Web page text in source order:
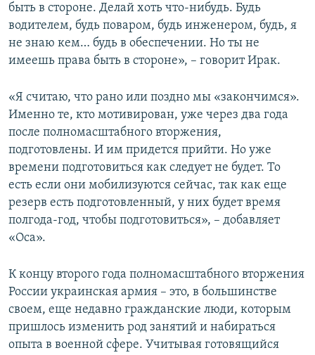
быть в стороне. Делай хоть что-нибудь. Будь
водителем, будь поваром, будь инженером, будь, я
не знаю кем… будь в обеспечении. Но ты не
имеешь права быть в стороне», – говорит Ирак.
«Я считаю, что рано или поздно мы «закончимся».
Именно те, кто мотивирован, уже через два года
после полномасштабного вторжения,
подготовлены. И им придется прийти. Но уже
времени подготовиться как следует не будет. То
есть если они мобилизуются сейчас, так как еще
резерв есть подготовленный, у них будет время
полгода-год, чтобы подготовиться», – добавляет
«Оса».
К концу второго года полномасштабного вторжения
России украинская армия – это, в большинстве
своем, еще недавно гражданские люди, которым
пришлось изменить род занятий и набираться
опыта в военной сфере. Учитывая готовящийся